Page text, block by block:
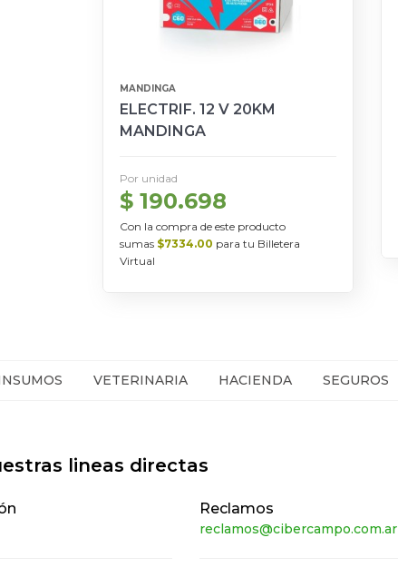
MANDINGA
ELECTRIF. 12 V 20KM
MANDINGA
Por unidad
$ 190.698
Con la compra de este producto
sumas $7334.00 para tu Billetera
Virtual
VETERINARIA HACIENDA SEGUROS
lineas directas
Reclamos
reclamos@cibercampo.com.ar